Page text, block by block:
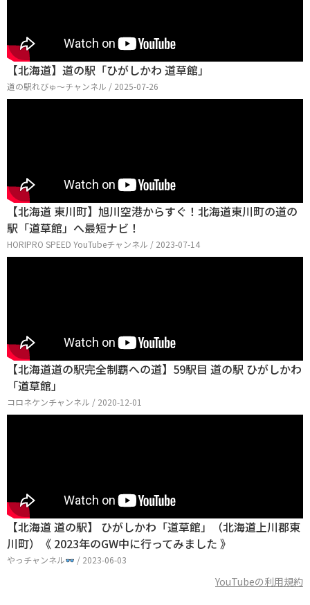
【北海道】道の駅「ひがしかわ 道草館」
道の駅れびゅ〜チャンネル / 2025-07-26
【北海道 東川町】旭川空港からすぐ！北海道東川町の道の
駅「道草館」へ最短ナビ！
HORIPRO SPEED YouTubeチャンネル / 2023-07-14
【北海道道の駅完全制覇への道】59駅目 道の駅 ひがしかわ
「道草館」
コロネケンチャンネル / 2020-12-01
【北海道 道の駅】 ひがしかわ「道草館」（北海道上川郡東
川町）《 2023年のGW中に行ってみました 》
やっチャンネル / 2023-06-03
YouTubeの利用規約